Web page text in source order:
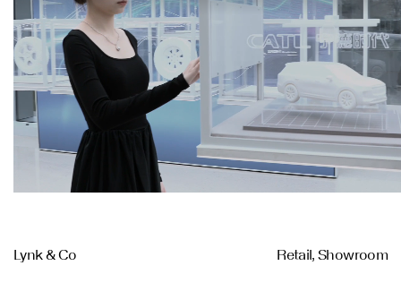
Lynk & Co Retail, Showroom